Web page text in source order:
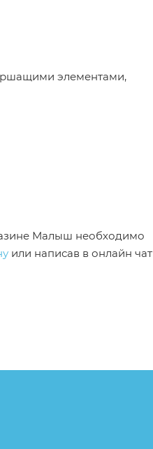
элементами,
Малыш необходимо
или написав в онлайн чат